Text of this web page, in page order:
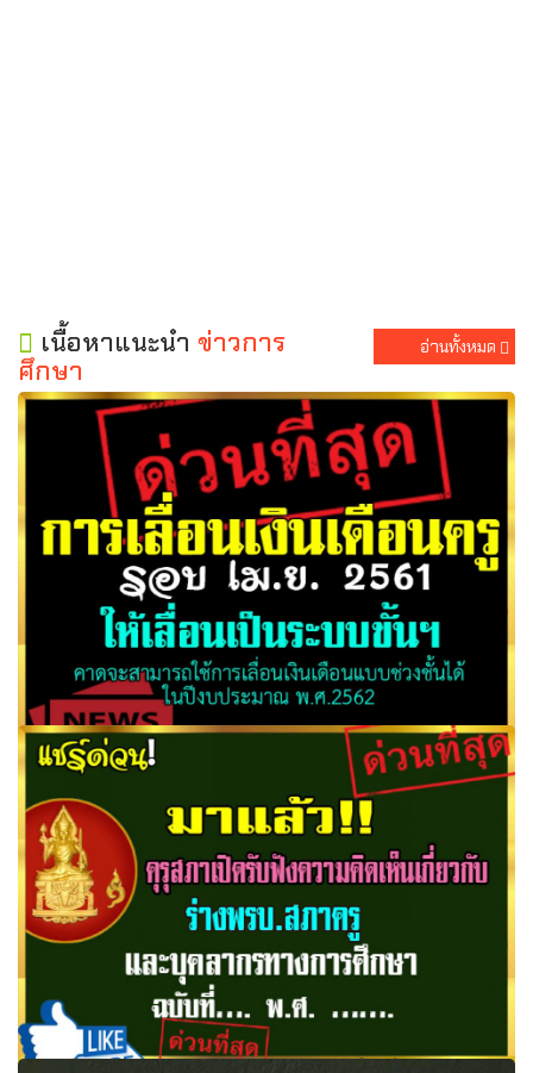
เนื้อหาแนะนำ ข่าวการ
ศึกษา
อ่านทั้งหมด
ด่วนที่สุด!! การเลื่อนเงินเดือนครู รอบ เม.ย. 2561 ให้เลื่อนเป็น
ระบบขั้นฯ คาดจะสามารถใช้การ..